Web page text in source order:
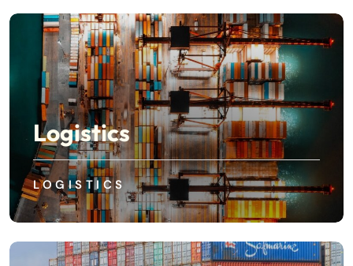
Logistics
LOGISTICS